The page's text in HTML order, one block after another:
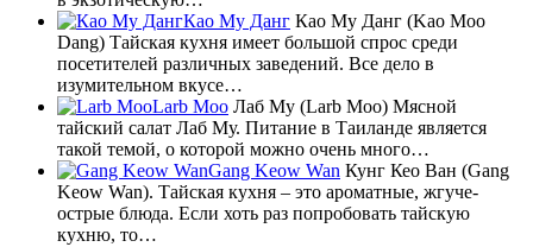
Као Му Данг Као Му Данг (Kao Moo
Dang) Тайская кухня имеет большой спрос среди
посетителей различных заведений. Все дело в
изумительном вкусе…
Larb Moo Лаб Му (Larb Moo) Мясной
тайский салат Лаб Му. Питание в Таиланде является
такой темой, о которой можно очень много…
Gang Keow Wan Кунг Кео Ван (Gang
Keow Wan). Тайская кухня – это ароматные, жгуче-
острые блюда. Если хоть раз попробовать тайскую
кухню, то…